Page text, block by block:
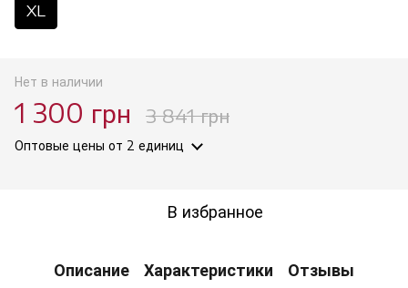
XL
Нет в наличии
1 300 грн 3 841 грн
Оптовые цены от 2 единиц
В избранное
Описание Характеристики Отзывы